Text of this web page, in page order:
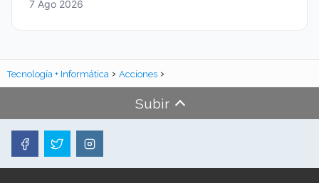
7 Ago 2026
Tecnología + Informática Acciones
Subir